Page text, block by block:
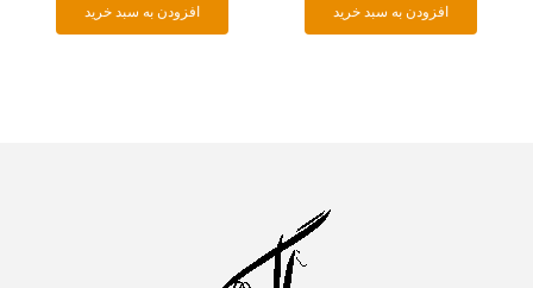
افزودن به سبد خرید افزودن به سبد خرید